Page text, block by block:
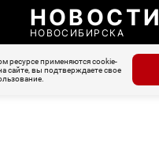
НОВОСТИ
НОВОСИБИРСКА
ресурсе применяются cookie-
сайте, вы подтверждаете свое